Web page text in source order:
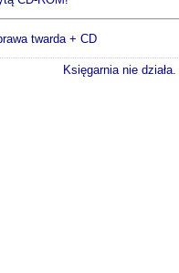
twarda + CD
Księgarnia nie